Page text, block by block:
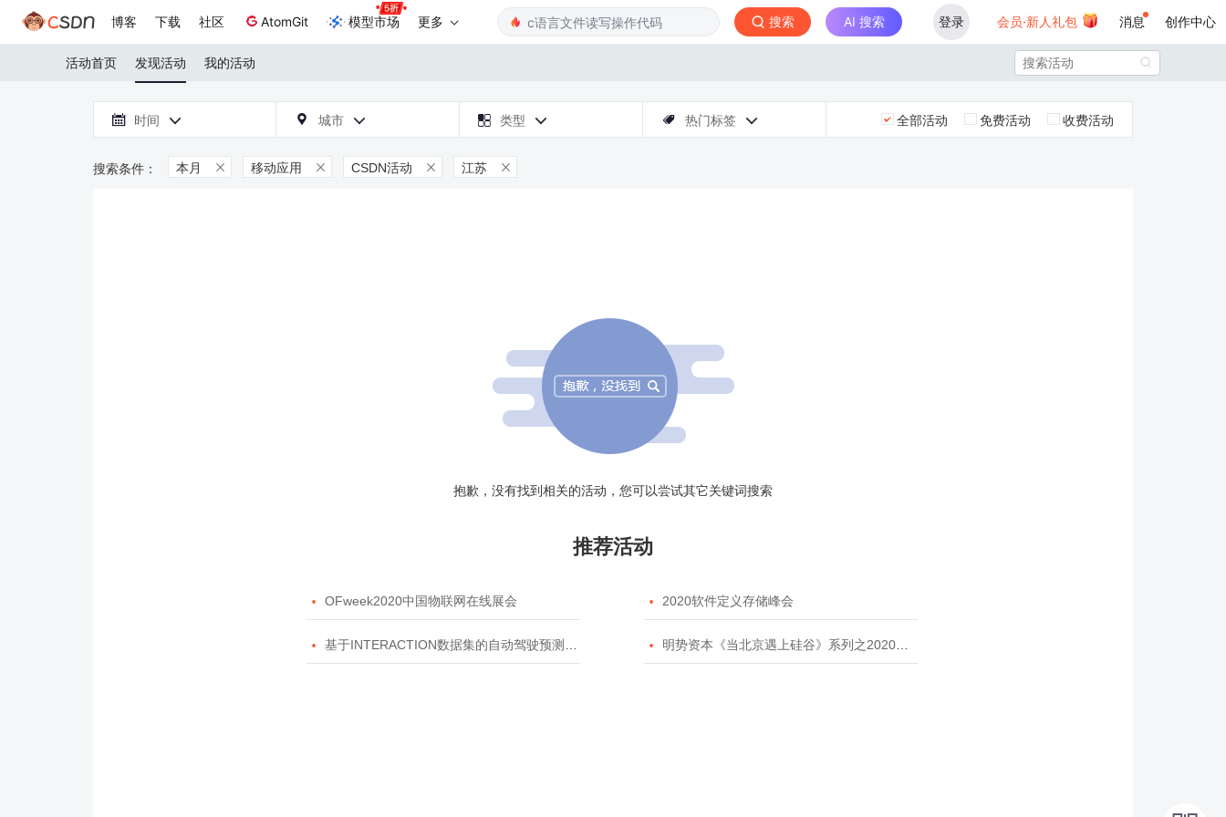
博客 下载 社区 AtomGit 模型市场 更多 搜索 AI 搜索 登录 会员·新人礼包 消息 创作中心
活动首页 发现活动 我的活动 
 时间   城市   类型   热门标签  全部活动 免费活动 收费活动
本月  移动应用  CSDN活动  江苏 
抱歉，没有找到相关的活动，您可以尝试其它关键词搜索
推荐活动
 OFweek2020中国物联网在线展会  2020软件定义存储峰会
 基于INTERACTION数据集的自动驾驶预测模型挑战赛  明势资本《当北京遇上硅谷》系列之2020年度开源峰会